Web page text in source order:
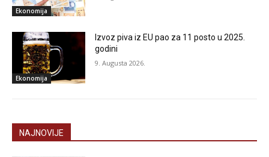
Ekonomija
Ekonomija
Izvoz piva iz EU pao za 11 posto u 2025.
godini
9. Augusta 2026.
NAJNOVIJE